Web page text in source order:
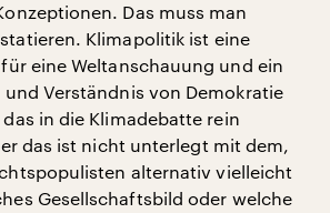
Das muss man
Klimapolitik ist eine
eine Weltanschauung und ein
Verständnis von Demokratie
in die Klimadebatte rein
das ist nicht unterlegt mit dem,
alternativ vielleicht
Gesellschaftsbild oder welche